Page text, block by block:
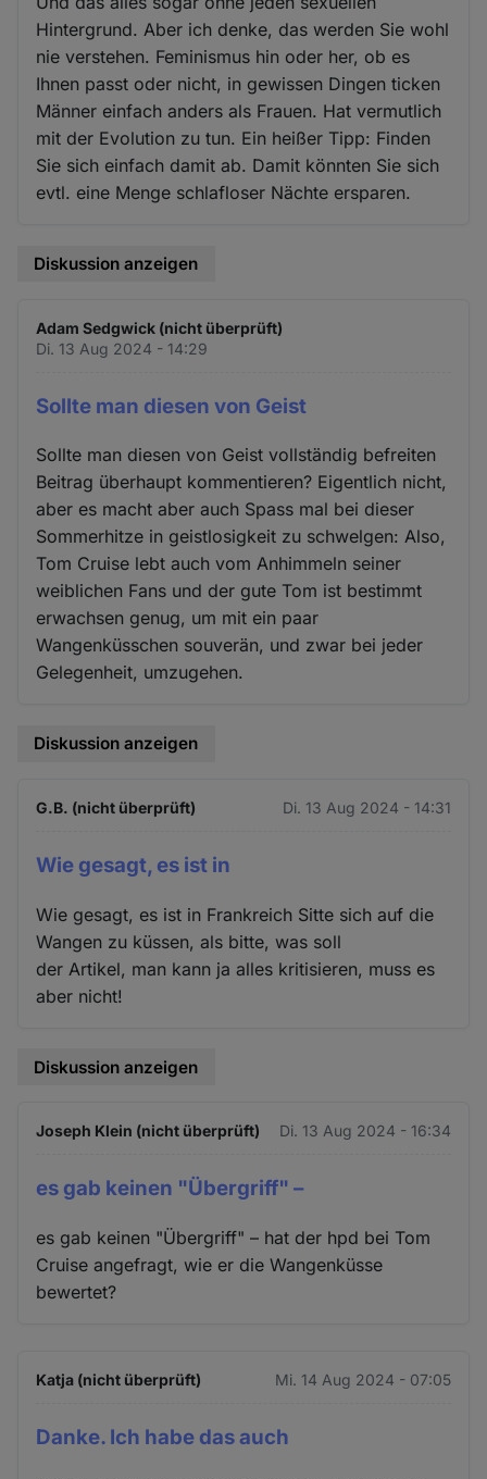
Hintergrund. Aber ich denke, das werden Sie wohl
nie verstehen. Feminismus hin oder her, ob es
Ihnen passt oder nicht, in gewissen Dingen ticken
Männer einfach anders als Frauen. Hat vermutlich
mit der Evolution zu tun. Ein heißer Tipp: Finden
Sie sich einfach damit ab. Damit könnten Sie sich
evtl. eine Menge schlafloser Nächte ersparen.
Diskussion anzeigen
Adam Sedgwick (nicht überprüft)
Di. 13 Aug 2024 - 14:29
Sollte man diesen von Geist
Sollte man diesen von Geist vollständig befreiten
Beitrag überhaupt kommentieren? Eigentlich nicht,
aber es macht aber auch Spass mal bei dieser
Sommerhitze in geistlosigkeit zu schwelgen: Also,
Tom Cruise lebt auch vom Anhimmeln seiner
weiblichen Fans und der gute Tom ist bestimmt
erwachsen genug, um mit ein paar
Wangenküsschen souverän, und zwar bei jeder
Gelegenheit, umzugehen.
Diskussion anzeigen
G.B. (nicht überprüft) Di. 13 Aug 2024 - 14:31
Wie gesagt, es ist in
Wie gesagt, es ist in Frankreich Sitte sich auf die
Wangen zu küssen, als bitte, was soll
der Artikel, man kann ja alles kritisieren, muss es
aber nicht!
Diskussion anzeigen
Joseph Klein (nicht überprüft) Di. 13 Aug 2024 - 16:34
es gab keinen "Übergriff" –
es gab keinen "Übergriff" – hat der hpd bei Tom
Cruise angefragt, wie er die Wangenküsse
bewertet?
Katja (nicht überprüft) Mi. 14 Aug 2024 - 07:05
Danke. Ich habe das auch